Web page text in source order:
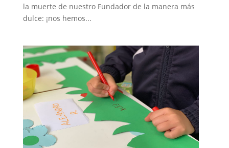
la muerte de nuestro Fundador de la manera más
dulce: ¡nos hemos...